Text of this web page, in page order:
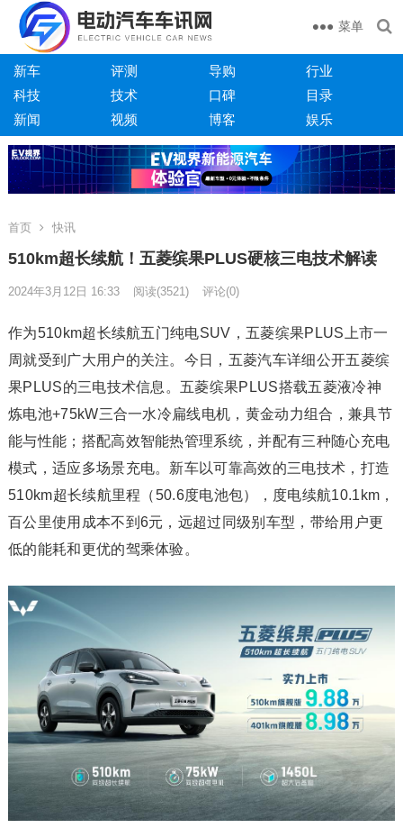
菜单
新车 评测 导购
行业
科技
技术 口碑
目录
新闻
视频 博客 娱乐
首页 快讯
510km超长续航！五菱缤果PLUS硬核三电技术解读
2024年3月12日 16:33 阅读(3521) 评论(0)
作为510km超长续航五门纯电SUV，五菱缤果PLUS上市一
周就受到广大用户的关注。今日，五菱汽车详细公开五菱缤
果PLUS的三电技术信息。五菱缤果PLUS搭载五菱液冷神
炼电池+75kW三合一水冷扁线电机，黄金动力组合，兼具节
能与性能；搭配高效智能热管理系统，并配有三种随心充电
模式，适应多场景充电。新车以可靠高效的三电技术，打造
510km超长续航里程（50.6度电池包），度电续航10.1km，
百公里使用成本不到6元，远超过同级别车型，带给用户更
低的能耗和更优的驾乘体验。